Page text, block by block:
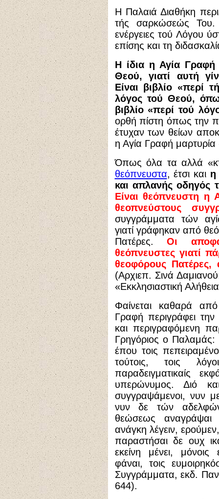
Η Παλαιά Διαθήκη
τής σαρκώσεώς Του.
ενέργειες τού Λόγου
επίσης και τη
Η ίδια η Αγία
Θεού, γιατί αυτή
Είναι βιβλίο «περί
λόγος τού Θεού,
βιβλίο «περί τού
ορθή πίστη όπως την
έτυχαν των θείων
η Αγία Γραφή
Όπως όλα τα αλλά
θεόπνευστα, έτσι και η
και απλανής
Είναι θεόπνευστη η
θεοπνεύστους
συγγράμματα τών
γιατί γράφηκαν από
Πατέρες.Οι
θεόπνευστες γιατί
θεοφόρους
(Αρχιεπ. Σινά
«Εκκλησιαστική
Φαίνεται καθαρά
Γραφή περιγράφει
και περιγραφόμενη
Γρηγόριος ο Παλαμάς:
έπου τοις
τούτοις, τοις
παραδειγματικαίς
υπερώνυμος. Διό
συγγραψάμενοι, νυν
νυν δε τών
θεώσεως αναγράψαι
ανάγκη λέγειν,
παραστήσαι δε ουχ
εκείνη μένει,
φάναι, τοις
Συγγράμματα, εκδ.
644).